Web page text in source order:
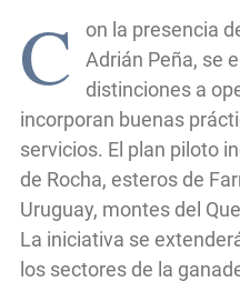
C
on la presencia
Adrián Peña, se
distinciones a
incorporan buenas
servicios. El plan piloto
de Rocha, esteros de
Uruguay, montes del
La iniciativa se
los sectores de la